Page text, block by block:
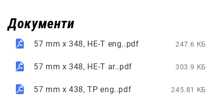
Документи
57 mm x 348, HE-T eng..pdf 247.6 КБ
57 mm x 348, HE-T ar..pdf 303.9 КБ
57 mm x 438, TP eng..pdf 245.81 КБ